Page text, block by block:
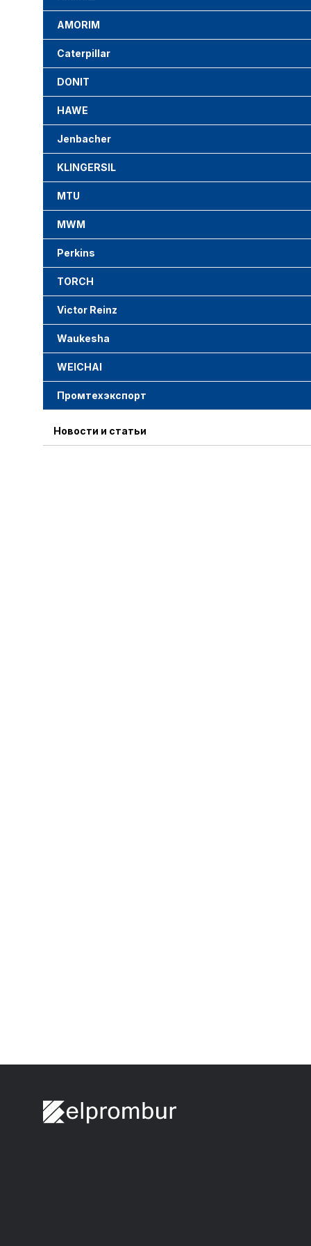
AMORIM
Caterpillar
DONIT
HAWE
Jenbacher
KLINGERSIL
MTU
MWM
Perkins
TORCH
Victor Reinz
Waukesha
WEICHAI
Промтехэкспорт
Новости и статьи